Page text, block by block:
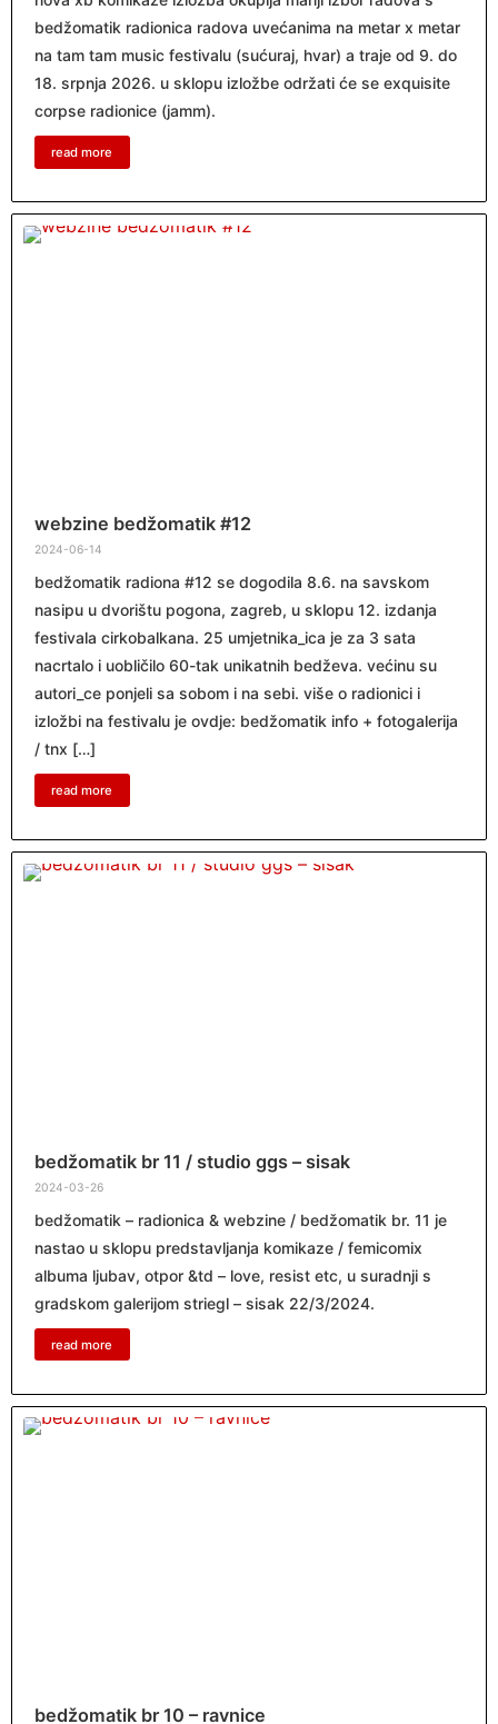
bedžomatik radionica radova uvećanima na metar x metar
na tam tam music festivalu (sućuraj, hvar) a traje od 9. do
18. srpnja 2026. u sklopu izložbe održati će se exquisite
corpse radionice (jamm).
read more
webzine bedžomatik #12
2024-06-14
bedžomatik radiona #12 se dogodila 8.6. na savskom
nasipu u dvorištu pogona, zagreb, u sklopu 12. izdanja
festivala cirkobalkana. 25 umjetnika_ica je za 3 sata
nacrtalo i uobličilo 60-tak unikatnih bedževa. većinu su
autori_ce ponjeli sa sobom i na sebi. više o radionici i
izložbi na festivalu je ovdje: bedžomatik info + fotogalerija
/ tnx […]
read more
bedžomatik br 11 / studio ggs – sisak
2024-03-26
bedžomatik – radionica & webzine / bedžomatik br. 11 je
nastao u sklopu predstavljanja komikaze / femicomix
albuma ljubav, otpor &td – love, resist etc, u suradnji s
gradskom galerijom striegl – sisak 22/3/2024.
read more
bedžomatik br 10 – ravnice